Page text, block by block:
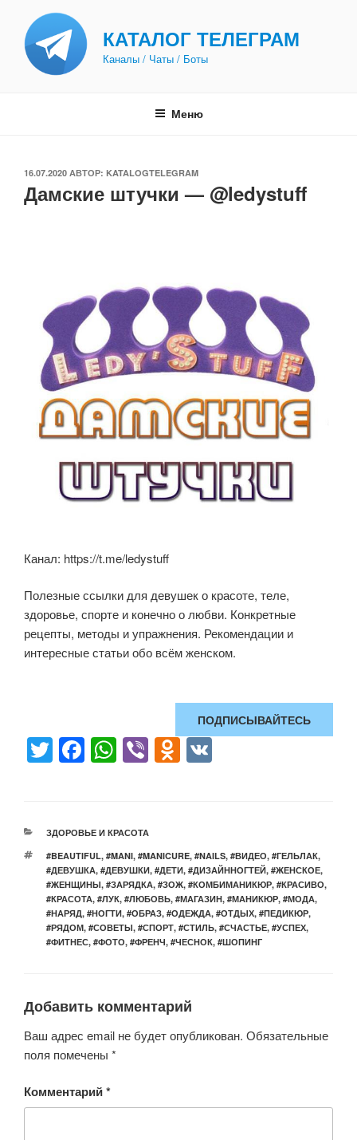
содержимому
КАТАЛОГ ТЕЛЕГРАМ
Каналы / Чаты / Боты
Меню
ОПУБЛИКОВАНО
16.07.2020 АВТОР: KATALOGTELEGRAM
Дамские штучки — @ledystuff
Канал: https://t.me/ledystuff
Полезные ссылки для девушек о красоте, теле,
здоровье, спорте и конечно о любви. Конкретные
рецепты, методы и упражнения. Рекомендации и
интересные статьи обо всём женском.
ПОДПИСЫВАЙТЕСЬ
T
er
F
e
b
o
o
k
W
s
A
p
p
Vi O
kl
a
ss
ni
ki
РУБРИКИ
ЗДОРОВЬЕ И КРАСОТА
МЕТКИ
#BEAUTIFUL, #MANI, #MANICURE, #NAILS, #ВИДЕО, #ГЕЛЬЛАК,
#ДЕВУШКА, #ДЕВУШКИ, #ДЕТИ, #ДИЗАЙННОГТЕЙ, #ЖЕНСКОЕ,
#ЖЕНЩИНЫ, #ЗАРЯДКА, #ЗОЖ, #КОМБИМАНИКЮР, #КРАСИВО,
#КРАСОТА, #ЛУК, #ЛЮБОВЬ, #МАГАЗИН, #МАНИКЮР, #МОДА,
#НАРЯД, #НОГТИ, #ОБРАЗ, #ОДЕЖДА, #ОТДЫХ, #ПЕДИКЮР,
#РЯДОМ, #СОВЕТЫ, #СПОРТ, #СТИЛЬ, #СЧАСТЬЕ, #УСПЕХ,
#ФИТНЕС, #ФОТО, #ФРЕНЧ, #ЧЕСНОК, #ШОПИНГ
Добавить комментарий
Ваш адрес email не будет опубликован. Обязательные
поля помечены *
Комментарий*